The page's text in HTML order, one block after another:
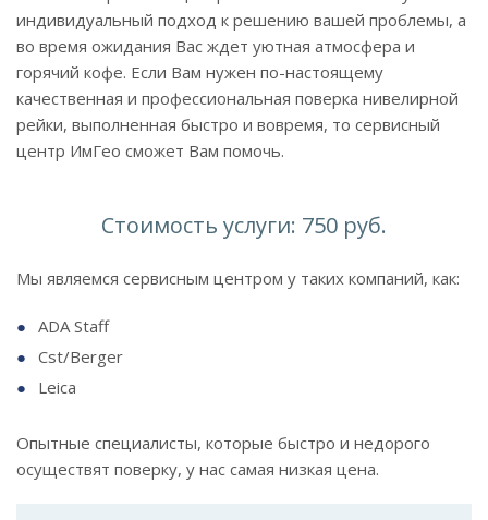
индивидуальный подход к решению вашей проблемы, а
во время ожидания Вас ждет уютная атмосфера и
горячий кофе. Если Вам нужен по-настоящему
качественная и профессиональная поверка нивелирной
рейки, выполненная быстро и вовремя, то сервисный
центр ИмГео сможет Вам помочь.
Стоимость услуги: 750 руб.
Мы являемся сервисным центром у таких компаний, как:
ADA Staff
Cst/Berger
Leica
Опытные специалисты, которые быстро и недорого
осуществят поверку, у нас самая низкая цена.